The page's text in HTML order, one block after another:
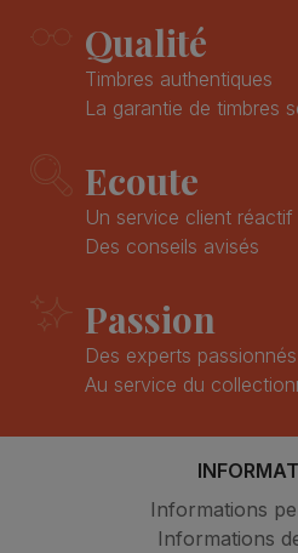
Qualité
Timbres authentiques
La garantie de timbres
Ecoute
Un service client réactif
Des conseils avisés
Passion
Des experts passionnés
Au service du
Informations
Informations